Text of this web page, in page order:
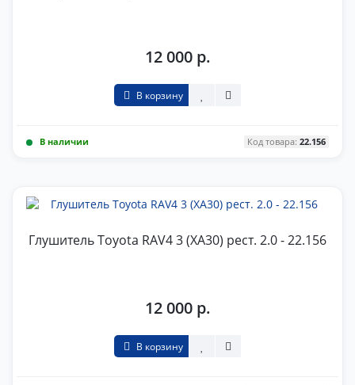
12 000 р.
В корзину
В наличии Код товара: 22.156
Глушитель Toyota RAV4 3 (XA30) рест. 2.0 - 22.156
12 000 р.
В корзину